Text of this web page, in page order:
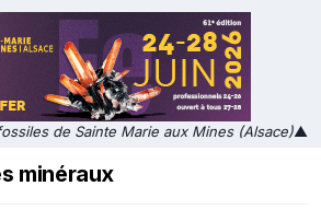
de Sainte Marie aux Mines (Alsace)▲
minéraux